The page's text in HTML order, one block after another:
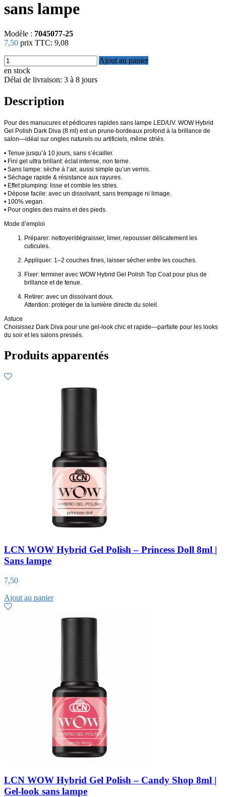
sans lampe
Modèle : 7045077-25
7,50 prix TTC: 9,08
Ajout au panier
en stock
Délai de livraison: 3 à 8 jours
Description
Pour des manucures et pédicures rapides sans lampe LED/UV. WOW Hybrid
Gel Polish Dark Diva (8 ml) est un prune-bordeaux profond à la brillance de
salon—idéal sur ongles naturels ou artificiels, même striés.
• Tenue jusqu’à 10 jours, sans s’écailler.
• Fini gel ultra brillant: éclat intense, non terne.
• Sans lampe: sèche à l’air, aussi simple qu’un vernis.
• Séchage rapide & résistance aux rayures.
• Effet plumping: lisse et comble les stries.
• Dépose facile: avec un dissolvant, sans trempage ni limage.
• 100% vegan.
• Pour ongles des mains et des pieds.
Mode d’emploi
Préparer: nettoyer/dégraisser, limer, repousser délicatement les
cuticules.
Appliquer: 1–2 couches fines, laisser sécher entre les couches.
Fixer: terminer avec WOW Hybrid Gel Polish Top Coat pour plus de
brillance et de tenue.
Retirer: avec un dissolvant doux.
Attention: protéger de la lumière directe du soleil.
Astuce
Choisissez Dark Diva pour une gel-look chic et rapide—parfaite pour les looks
du soir et les salons pressés.
Produits apparentés
LCN WOW Hybrid Gel Polish – Princess Doll 8ml |
Sans lampe
7,50
Ajout au panier
LCN WOW Hybrid Gel Polish – Candy Shop 8ml |
Gel-look sans lampe